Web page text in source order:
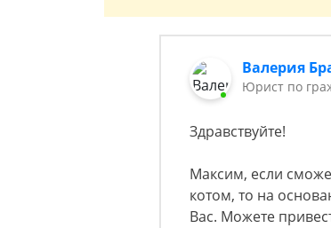
Валерия
Юрист по
Здравствуйте!
Максим, если
котом, то на
Вас. Можете